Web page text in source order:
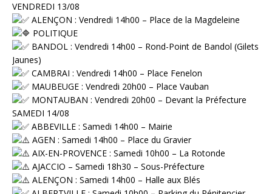
VENDREDI 13/08
⁠ ALENÇON : Vendredi 14h00 – Place de la Magdeleine
⁠POLITIQUE
⁠ BANDOL : Vendredi 14h00 – Rond-Point de Bandol (Gilets
Jaunes)
CAMBRAI : Vendredi 14h00 – Place Fenelon
⁠ MAUBEUGE : Vendredi 20h00 – Place Vauban
⁠ MONTAUBAN : Vendredi 20h00 – Devant la Préfecture
SAMEDI 14/08
ABBEVILLE : Samedi 14h00 – Mairie
️ AGEN : Samedi 14h00 – Place du Gravier
AIX-EN-PROVENCE : Samedi 10h00 – La Rotonde
AJACCIO – Samedi 18h30 – Sous-Préfecture
ALENÇON : Samedi 14h00 – Halle aux Blés